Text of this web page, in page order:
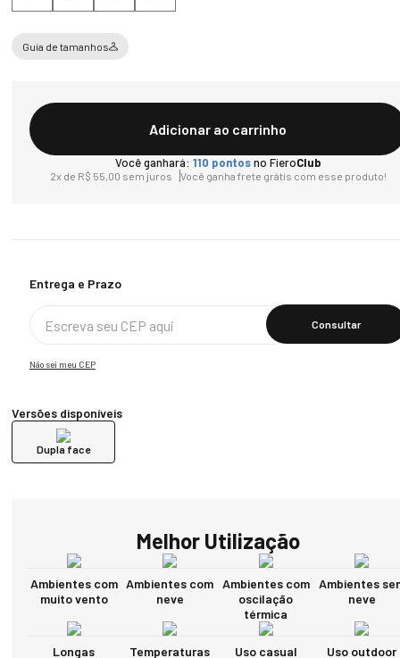
Guia de tamanhos
Adicionar ao carrinho
Você ganhará: 110 pontosno FieroClub
2x de R$ 55,00 sem juros Você ganha frete grátis com esse produto!
Não sei meu CEP
Calcular O Frete
Versões disponíveis
Dupla face
Melhor Utilização
Ambientes com
muito vento
Ambientes com
neve
Ambientes com
oscilação
térmica
Ambientes
neve
Longas
Temperaturas
Uso casual Uso outdoor